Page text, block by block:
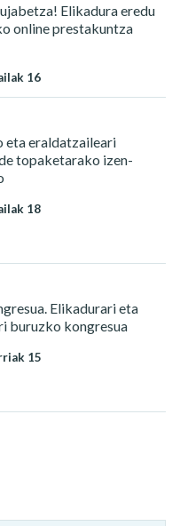
Elikadura eredu
online prestakuntza
16
eraldatzaileari
topaketarako izen-
18
Elikadurari eta
buruzko kongresua
15